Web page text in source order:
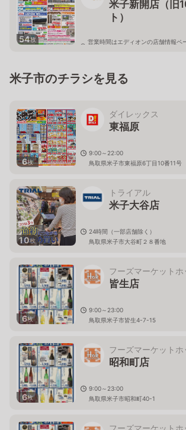
54枚
米子新開店（旧
ト）
営業時間はエディオンの店舗情報ペ
米子市のチラシを見る
6枚
ダイレックス
東福原
9:00～22:00
鳥取県米子市東福原6丁目10番11号
10枚
トライアル
米子大谷店
24時間（一部店舗除く）
鳥取県米子市大谷町２８番地
6枚
フーズマーケットホ
皆生店
9:00～23:00
鳥取県米子市皆生4-7-15
6枚
フーズマーケットホ
昭和町店
9:00～23:00
鳥取県米子市昭和町40-1
フーズマーケットホ